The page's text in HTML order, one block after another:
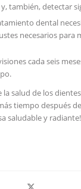
también, detectar
dental
necesarios para
cada seis
salud de los⁤
tiempo después
saludable y radiante!